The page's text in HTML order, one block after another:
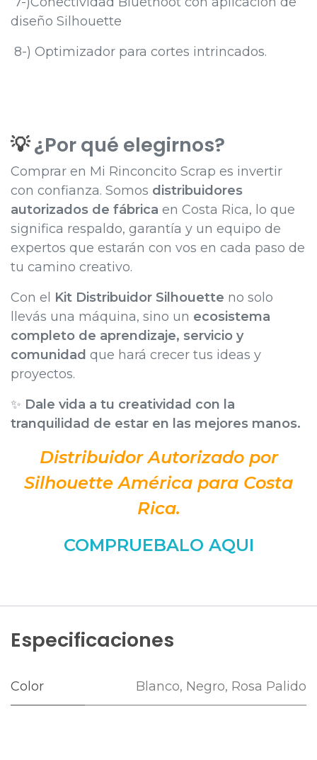
diseño Silhouette
8-) Optimizador para cortes intrincados.
💡¿Por qué elegirnos?
Comprar en Mi Rinconcito Scrap es invertir
con confianza. Somos distribuidores
autorizados de fábrica en Costa Rica, lo que
significa respaldo, garantía y un equipo de
expertos que estarán con vos en cada paso de
tu camino creativo.
Con el Kit Distribuidor Silhouette no solo
llevás una máquina, sino un ecosistema
completo de aprendizaje, servicio y
comunidad que hará crecer tus ideas y
proyectos.
✨ Dale vida a tu creatividad con la
tranquilidad de estar en las mejores manos.
Distribuidor Autorizado por
Silhouette América para Costa
Rica.
COMPRUEBALO AQUI
Especificaciones
Color Blanco, Negro, Rosa Palido